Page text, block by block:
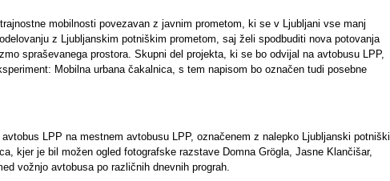
mobilnosti povezavan z javnim prometom, ki se v Ljubljani vse manj
z Ljubljanskim potniškim prometom, saj želi spodbuditi nova potovanja
spraševanega prostora. Skupni del projekta, ki se bo odvijal na avtobusu LPP,
Mobilna urbana čakalnica, s tem napisom bo označen tudi posebne
LPP na mestnem avtobusu LPP, označenem z nalepko Ljubljanski potniški
kjer je bil možen ogled fotografske razstave Domna Grögla, Jasne Klančišar,
vožnjo avtobusa po različnih dnevnih prograh.